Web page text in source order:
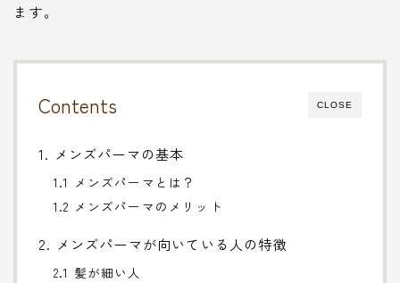
ます。
CLOSE
Contents
1. メンズパーマの基本
1.1 メンズパーマとは？
1.2 メンズパーマのメリット
2. メンズパーマが向いている人の特徴
2.1 髪が細い人